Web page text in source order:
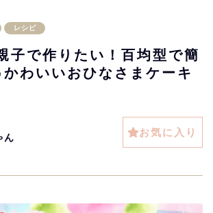
レシピ
子で作りたい！百均型で簡
わいいおひなさまケーキ
ん お気に入り